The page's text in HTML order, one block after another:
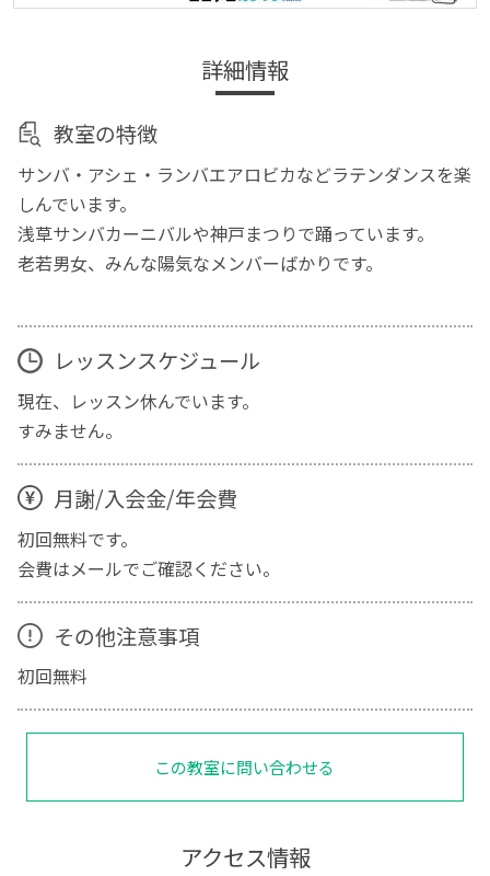
詳細情報
教室の特徴
サンバ・アシェ・ランバエアロビカなどラテンダンスを楽
しんでいます。
浅草サンバカーニバルや神戸まつりで踊っています。
老若男女、みんな陽気なメンバーばかりです。
レッスンスケジュール
現在、レッスン休んでいます。
すみません。
月謝/入会金/年会費
初回無料です。
会費はメールでご確認ください。
その他注意事項
初回無料
この教室に問い合わせる
アクセス情報